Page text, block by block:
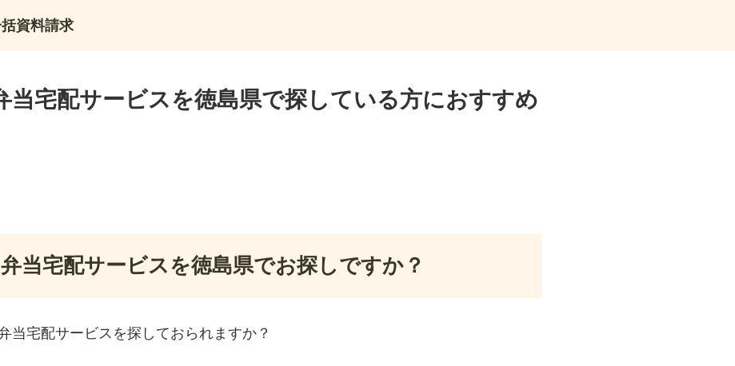
資料請求
当宅配サービスを徳島県で探している方におすすめ
当宅配サービスを徳島県でお探しですか？
当宅配サービスを探しておられますか？